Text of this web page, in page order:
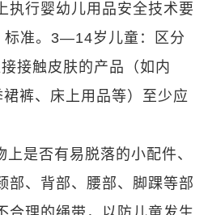
执行婴幼儿用品安全技术要
标准。3—14岁儿童：区分
接接触皮肤的产品（如内
裤、床上用品等）至少应
上是否有易脱落的小配件、
部、背部、腰部、脚踝等部